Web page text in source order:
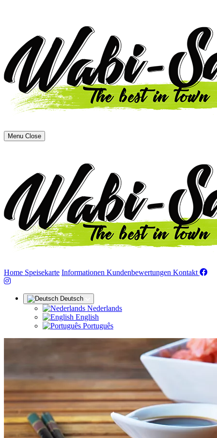
Menu Close
Home (aktuell)
Speisekarte Informationen Kundenbewertungen Kontakt
Deutsch
Nederlands
English
Português